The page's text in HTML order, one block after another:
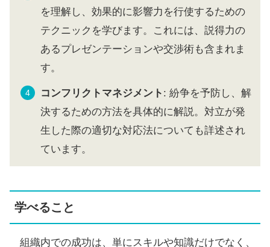
を理解し、効果的に影響力を行使するための
テクニックを学びます。これには、説得力の
あるプレゼンテーションや交渉術も含まれま
す。
コンフリクトマネジメント : 紛争を予防し、解
決するための方法を具体的に解説。対立が発
生した際の適切な対応法についても詳述され
ています。
学べること
組織内での成功は、単にスキルや知識だけでなく、